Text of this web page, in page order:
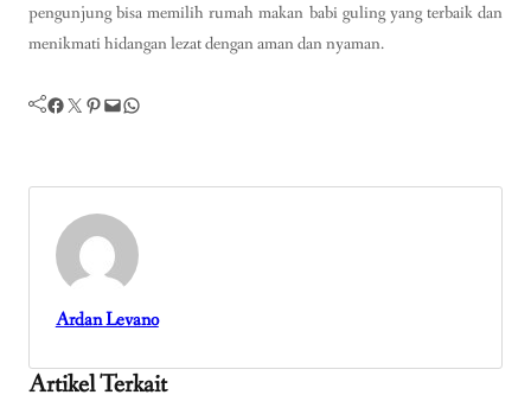
pengunjung bisa memilih rumah makan babi guling yang terbaik dan
menikmati hidangan lezat dengan aman dan nyaman.
Facebook Twitter Pinterest Mail WhatsApp
Ardan Levano
Artikel Terkait